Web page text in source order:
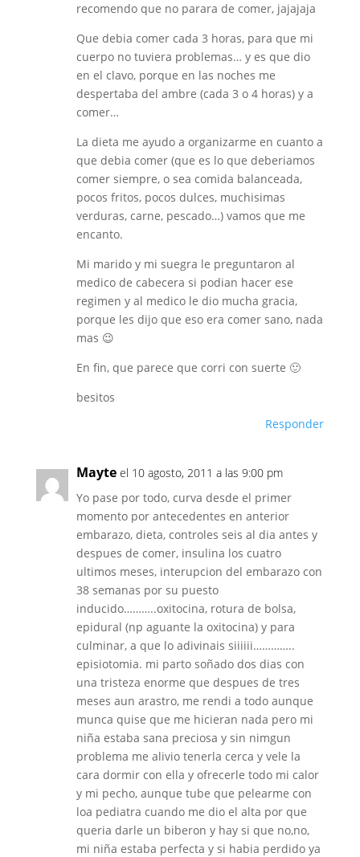
recomendo que no parara de comer, jajajaja
Que debia comer cada 3 horas, para que mi
cuerpo no tuviera problemas… y es que dio
en el clavo, porque en las noches me
despertaba del ambre (cada 3 o 4 horas) y a
comer…
La dieta me ayudo a organizarme en cuanto a
que debia comer (que es lo que deberiamos
comer siempre, o sea comida balanceada,
pocos fritos, pocos dulces, muchisimas
verduras, carne, pescado…) vamos que me
encanto.
Mi marido y mi suegra le preguntaron al
medico de cabecera si podian hacer ese
regimen y al medico le dio mucha gracia,
porque les dijo que eso era comer sano, nada
mas 😉
En fin, que parece que corri con suerte 🙂
besitos
Responder
Mayte el 10 agosto, 2011 a las 9:00 pm
Yo pase por todo, curva desde el primer
momento por antecedentes en anterior
embarazo, dieta, controles seis al dia antes y
despues de comer, insulina los cuatro
ultimos meses, interupcion del embarazo con
38 semanas por su puesto
inducido………..oxitocina, rotura de bolsa,
epidural (np aguante la oxitocina) y para
culminar, a que lo adivinais siiiiii…………..
episiotomia. mi parto soñado dos dias con
una tristeza enorme que despues de tres
meses aun arastro, me rendi a todo aunque
munca quise que me hicieran nada pero mi
niña estaba sana preciosa y sin nimgun
problema me alivio tenerla cerca y vele la
cara dormir con ella y ofrecerle todo mi calor
y mi pecho, aunque tube que pelearme con
loa pediatra cuando me dio el alta por que
queria darle un biberon y hay si que no,no,
mi niña estaba perfecta y si habia perdido ya